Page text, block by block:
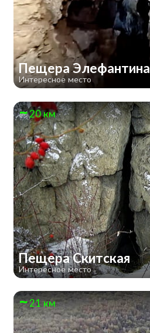
Пещера Элефантина
Интересное место
20 км
Пещера Скитская
Интересное место
21 км